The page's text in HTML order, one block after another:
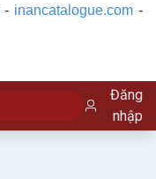
- inancatalogue.com -